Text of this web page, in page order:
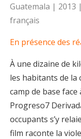
Guatemala |
français
En présence des
À une dizaine de
les habitants de la
camp de base
Progreso7
occupants s’y
film raconte la